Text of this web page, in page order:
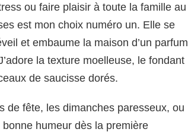
ou faire plaisir à toute la famille au
est mon choix numéro un. Elle se
et embaume la maison d’un parfum
la texture moelleuse, le fondant
de saucisse dorés.
de fête, les dimanches paresseux, ou
humeur dès la première